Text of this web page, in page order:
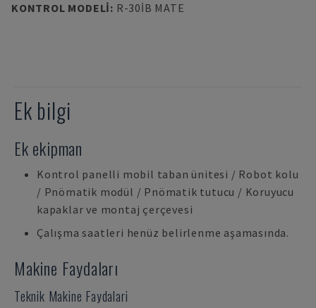
KONTROL MODELI: R-30IB MATE
Ek bilgi
Ek ekipman
Kontrol panelli mobil taban ünitesi / Robot kolu
/ Pnömatik modül / Pnömatik tutucu / Koruyucu
kapaklar ve montaj çerçevesi
Çalışma saatleri henüz belirlenme aşamasında.
Makine Faydaları
Teknik Makine Faydalari